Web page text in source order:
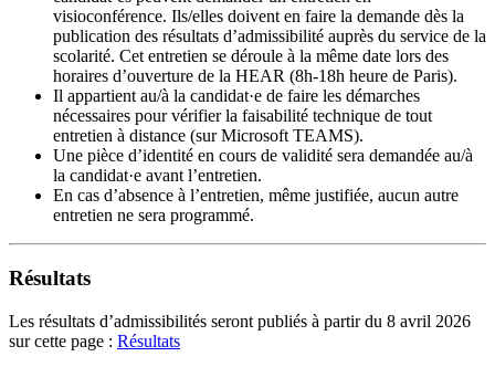
visioconférence. Ils/elles doivent en faire la demande dès la
publication des résultats d’admissibilité auprès du service de la
scolarité. Cet entretien se déroule à la même date lors des
horaires d’ouverture de la HEAR (8h-18h heure de Paris).
Il appartient au/à la candidat·e de faire les démarches
nécessaires pour vérifier la faisabilité technique de tout
entretien à distance (sur Microsoft TEAMS).
Une pièce d’identité en cours de validité sera demandée au/à
la candidat·e avant l’entretien.
En cas d’absence à l’entretien, même justifiée, aucun autre
entretien ne sera programmé.
Résultats
Les résultats d’admissibilités seront publiés à partir du 8 avril 2026
sur cette page : Résultats